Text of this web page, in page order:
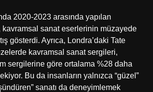
2020-2023 arasında yapılan
sanat eserlerinin müzayede
gösterdi. Ayrıca, Londra’daki Tate
kavramsal sanat sergileri,
sergilerine göre ortalama %28 daha
Bu da insanların yalnızca “güzel”
sanatı da deneyimlemek